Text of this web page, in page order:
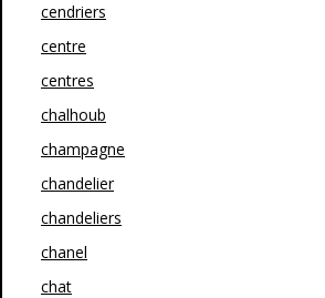
cendriers
centre
centres
chalhoub
champagne
chandelier
chandeliers
chanel
chat